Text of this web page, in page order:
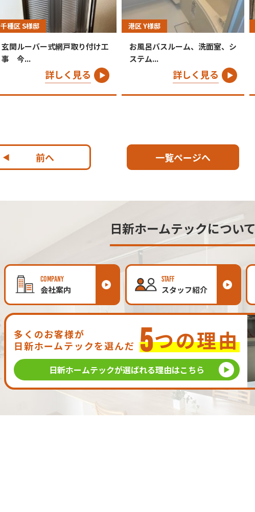
千種区 S様邸
玄関ルーバー式網戸取り付け工
事 今...
詳しく見る
港区 Y様邸
お風呂バスルーム、洗面室、シ
ステム...
詳しく見る
前へ 一覧ページへ
日新ホームテックについて
COMPANY
会社案内
STAFF
スタッフ紹介
多くのお客様が
日新ホームテックを選んだ 5つの理由
日新ホームテックが選ばれる理由はこちら